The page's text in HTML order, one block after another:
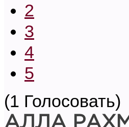
2
3
4
5
(1 Голосовать)
АЛЛА